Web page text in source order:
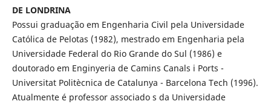
DE LONDRINA
Possui graduação em Engenharia Civil pela Universidade
Católica de Pelotas (1982), mestrado em Engenharia pela
Universidade Federal do Rio Grande do Sul (1986) e
doutorado em Enginyeria de Camins Canals i Ports -
Universitat Politècnica de Catalunya - Barcelona Tech (1996).
Atualmente é professor associado s da Universidade